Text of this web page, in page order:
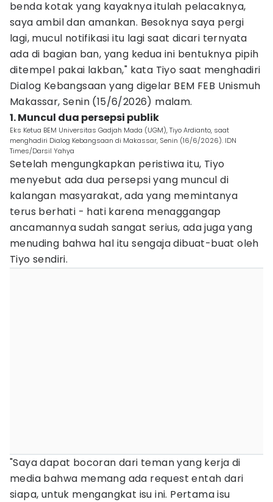
benda kotak yang kayaknya itulah pelacaknya,
saya ambil dan amankan. Besoknya saya pergi
lagi, mucul notifikasi itu lagi saat dicari ternyata
ada di bagian ban, yang kedua ini bentuknya pipih
ditempel pakai lakban," kata Tiyo saat menghadiri
Dialog Kebangsaan yang digelar BEM FEB Unismuh
Makassar, Senin (15/6/2026) malam.
1. Muncul dua persepsi publik
Eks Ketua BEM Universitas Gadjah Mada (UGM), Tiyo Ardianto, saat
menghadiri Dialog Kebangsaan di Makassar, Senin (16/6/2026). IDN
Times/Darsil Yahya
Setelah mengungkapkan peristiwa itu, Tiyo
menyebut ada dua persepsi yang muncul di
kalangan masyarakat, ada yang memintanya
terus berhati - hati karena menaggangap
ancamannya sudah sangat serius, ada juga yang
menuding bahwa hal itu sengaja dibuat-buat oleh
Tiyo sendiri.
"Saya dapat bocoran dari teman yang kerja di
media bahwa memang ada request entah dari
siapa, untuk mengangkat isu ini. Pertama isu